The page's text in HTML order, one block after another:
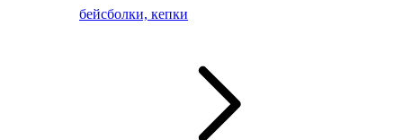
бейсболки, кепки